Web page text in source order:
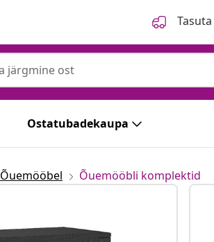
Ostatubadekaupa
Õuemööbel Õuemööbli komplektid